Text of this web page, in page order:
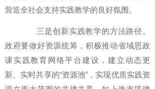
营造全社会支持实践教学的良好氛围。
三是创新实践教学的方法路径。
政府要做好资源统筹，积极推动省域思政
课实践教育网络平台建设，建立动态更
新、实时共享的“资源池”，实现优质实践资